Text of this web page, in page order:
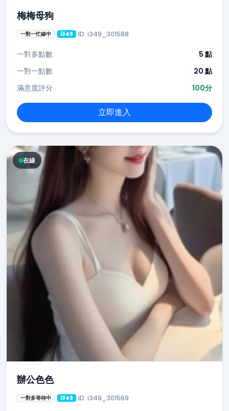
梅梅母狗
一對一忙線中 i349 ID: i349_301588
一對多點數
5 點
一對一點數
20 點
滿意度評分
100分
立即進入
在線
辦公色色
一對多等待中 i349 ID: i349_301569